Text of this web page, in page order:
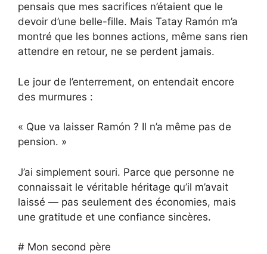
pensais que mes sacrifices n’étaient que le
devoir d’une belle-fille. Mais Tatay Ramón m’a
montré que les bonnes actions, même sans rien
attendre en retour, ne se perdent jamais.
Le jour de l’enterrement, on entendait encore
des murmures :
« Que va laisser Ramón ? Il n’a même pas de
pension. »
J’ai simplement souri. Parce que personne ne
connaissait le véritable héritage qu’il m’avait
laissé — pas seulement des économies, mais
une gratitude et une confiance sincères.
# Mon second père